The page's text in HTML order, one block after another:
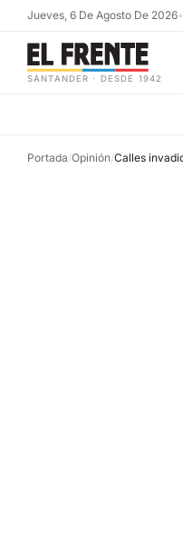
Jueves, 6 De Agosto De 2026•
SANTANDER · DESDE 1942
Portada/Opinión/